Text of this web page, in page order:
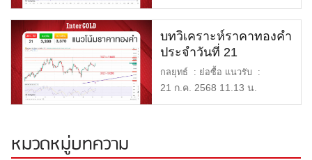
บทวิเคราะห์ราคาทองคำ
ประจำวันที่ 21
กรกฎาคม 2568
กลยุทธ์ : ย่อซื้อ แนวรับ :
$3,330 หรือ 51,200 บาท […]
21 ก.ค. 2568 11.13 น.
หมวดหมู่บทความ